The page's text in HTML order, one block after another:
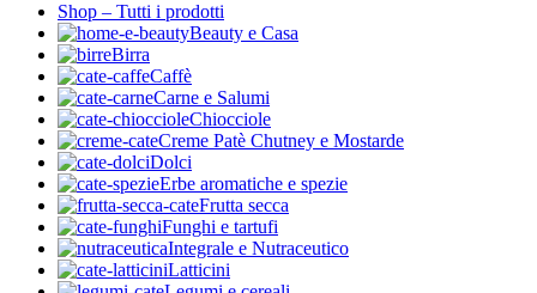
Shop – Tutti i prodotti
Beauty e Casa
Birra
Caffè
Carne e Salumi
Chiocciole
Creme Patè Chutney e Mostarde
Dolci
Erbe aromatiche e spezie
Frutta secca
Funghi e tartufi
Integrale e Nutraceutico
Latticini